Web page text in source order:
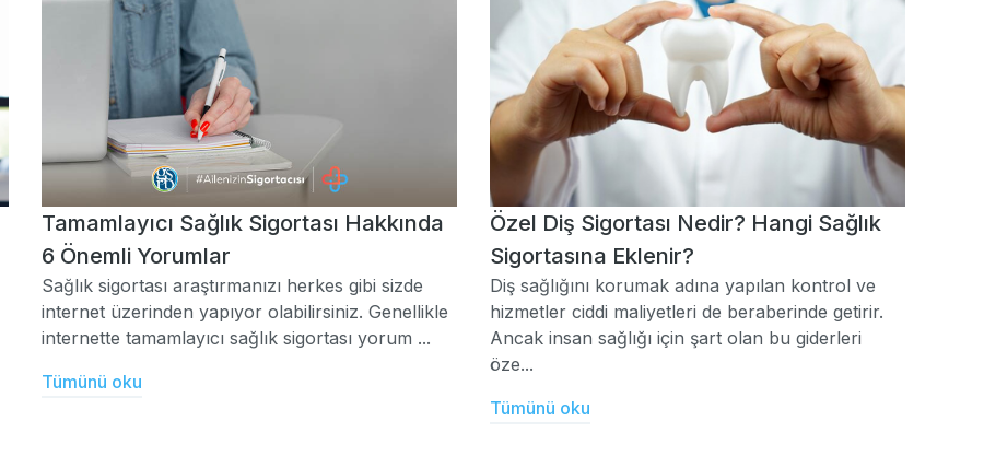
Tamamlayıcı Sağlık Sigortası Hakkında
6 Önemli Yorumlar
Sağlık sigortası araştırmanızı herkes gibi sizde
internet üzerinden yapıyor olabilirsiniz. Genellikle
internette tamamlayıcı sağlık sigortası yorum ...
Tümünü oku
Özel Diş Sigortası Nedir? Hangi Sağlık
Sigortasına Eklenir?
Diş sağlığını korumak adına yapılan kontrol ve
hizmetler ciddi maliyetleri de beraberinde getirir.
Ancak insan sağlığı için şart olan bu giderleri
öze...
Tümünü oku